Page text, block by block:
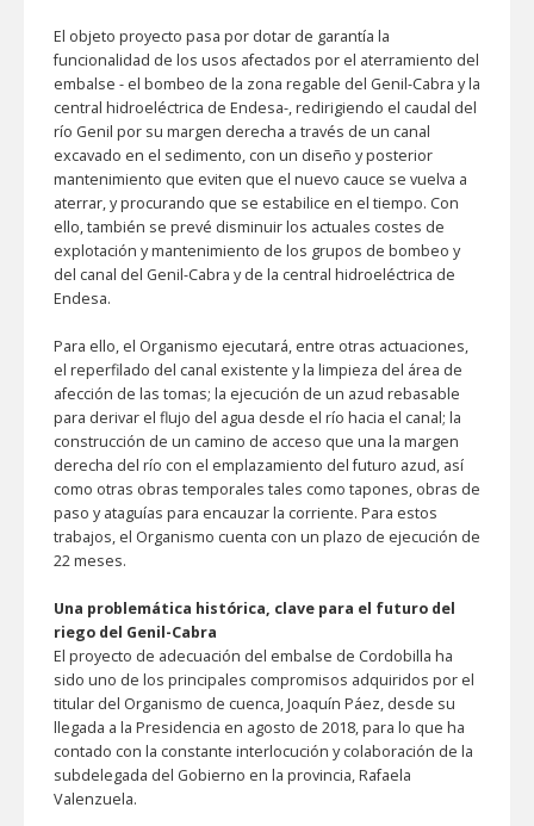
El objeto proyecto pasa por dotar de garantía la
funcionalidad de los usos afectados por el aterramiento del
embalse - el bombeo de la zona regable del Genil-Cabra y la
central hidroeléctrica de Endesa-, redirigiendo el caudal del
río Genil por su margen derecha a través de un canal
excavado en el sedimento, con un diseño y posterior
mantenimiento que eviten que el nuevo cauce se vuelva a
aterrar, y procurando que se estabilice en el tiempo. Con
ello, también se prevé disminuir los actuales costes de
explotación y mantenimiento de los grupos de bombeo y
del canal del Genil-Cabra y de la central hidroeléctrica de
Endesa.
Para ello, el Organismo ejecutará, entre otras actuaciones,
el reperfilado del canal existente y la limpieza del área de
afección de las tomas; la ejecución de un azud rebasable
para derivar el flujo del agua desde el río hacia el canal; la
construcción de un camino de acceso que una la margen
derecha del río con el emplazamiento del futuro azud, así
como otras obras temporales tales como tapones, obras de
paso y ataguías para encauzar la corriente. Para estos
trabajos, el Organismo cuenta con un plazo de ejecución de
22 meses.
Una problemática histórica, clave para el futuro del
riego del Genil-Cabra
El proyecto de adecuación del embalse de Cordobilla ha
sido uno de los principales compromisos adquiridos por el
titular del Organismo de cuenca, Joaquín Páez, desde su
llegada a la Presidencia en agosto de 2018, para lo que ha
contado con la constante interlocución y colaboración de la
subdelegada del Gobierno en la provincia, Rafaela
Valenzuela.